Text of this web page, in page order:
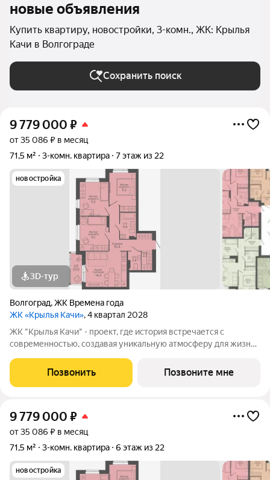
новые объявления
Купить квартиру, новостройки, 3-комн., ЖК: Крылья
Качи в Волгограде
Сохранить поиск
9 779 000 ₽
от 35 086 ₽ в месяц
71,5 м²
3-комн. квартира 7 этаж из 22
новостройка
3D-тур
Волгоград,ЖК Времена года
ЖК «Крылья Качи», 4 квартал 2028
ЖК "Крылья Качи" - проект, где история встречается с
современностью, создавая уникальную атмосферу для жизни.
Дзержинского района Волгограда - в микрорайоне Кача, по
ул.Трехгорная, 27 и ул.Витимская.
Позвонить Позвоните мне
9 779 000 ₽
от 35 086 ₽ в месяц
71,5 м²
3-комн. квартира 6 этаж из 22
новостройка